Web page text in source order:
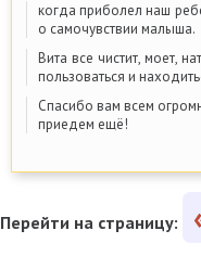
когда приболел наш
о самочувствии малыша.
Вита все чистит, моет,
пользоваться и
Спасибо вам всем
приедем ещё!
Перейти на страницу: